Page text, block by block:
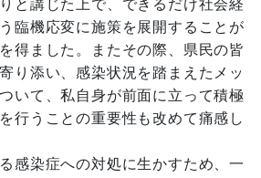
と講じた上で、できるだけ社会経
臨機応変に施策を展開することが
得ました。またその際、県民の皆
り添い、感染状況を踏まえたメッ
いて、私自身が前面に立って積極
行うことの重要性も改めて痛感し
感染症への対処に生かすため、一